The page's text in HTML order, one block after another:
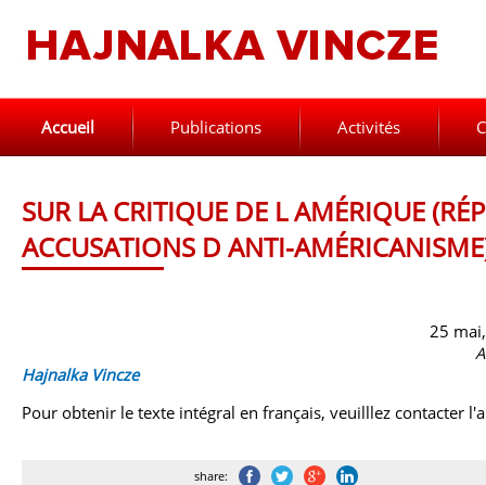
Accueil Publications Activités
SUR LA CRITIQUE DE L AMÉRIQUE
ACCUSATIONS D ANTI-
25
Hajnalka Vincze
Pour obtenir le texte intégral en français, veuilllez contacter
share: